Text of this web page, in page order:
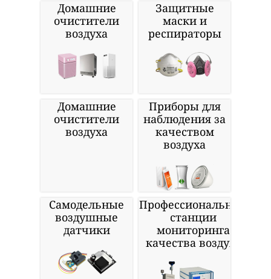
Домашние
очистители
воздуха
Защитные
маски и
респираторы
Домашние
очистители
воздуха
Приборы для
наблюдения за
качеством
воздуха
Самодельные
воздушные
датчики
Профессиональные
станции
мониторинга
качества воздуха